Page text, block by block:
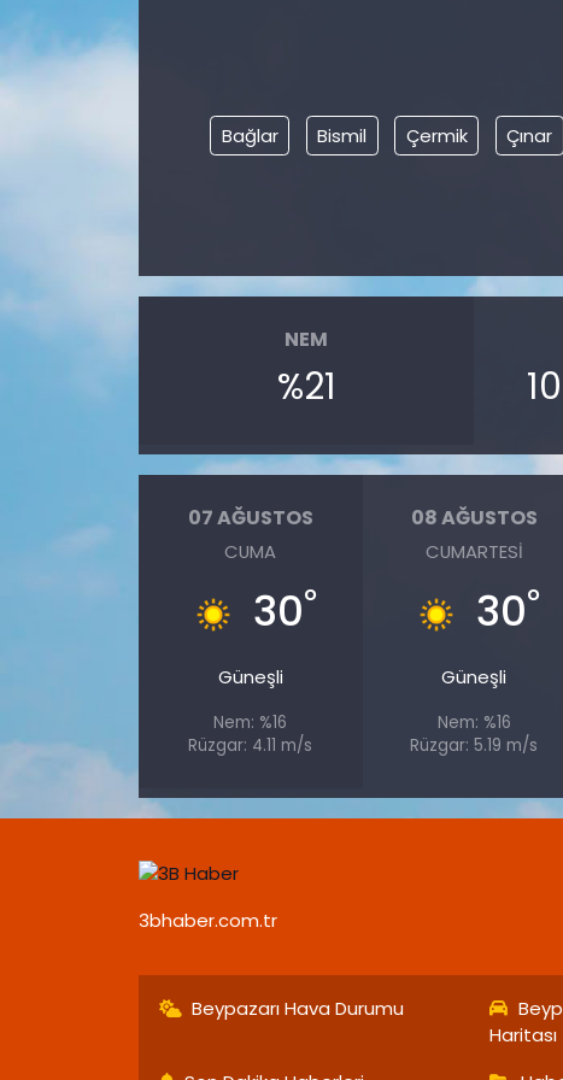
Bağlar Bismil Çermik Çınar
NEM
%21
07 AĞUSTOS
CUMA
30°
Güneşli
Nem: %16
Rüzgar: 4.11 m/s
08 AĞUSTOS
CUMARTESI
30°
Güneşli
Nem: %16
Rüzgar: 5.19 m/s
3bhaber.com.tr
Beypazarı Hava Durumu
Haritası